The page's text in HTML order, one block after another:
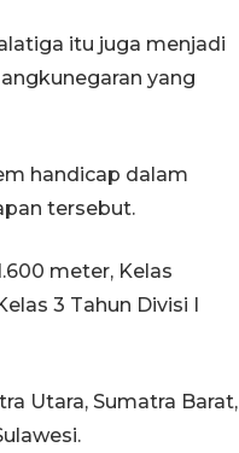
itu juga menjadi
yang
handicap dalam
tersebut.
meter, Kelas
3 Tahun Divisi I
Utara, Sumatra Barat,
WIB